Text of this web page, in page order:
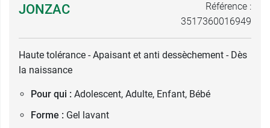
JONZAC
Référence :
3517360016949
Haute tolérance - Apaisant et anti dessèchement - Dès
la naissance
Pour qui : Adolescent, Adulte, Enfant, Bébé
Forme : Gel lavant